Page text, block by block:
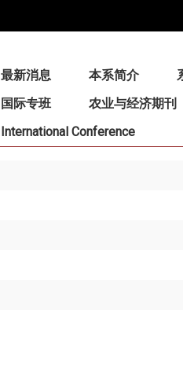
最新消息 本系简介
国际专班
农业与经济期刊
International Conference